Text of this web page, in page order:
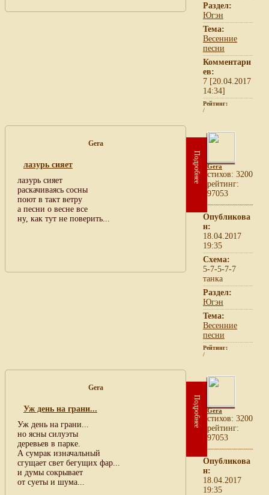
Раздел:
Югэн
Тема:
Весенние
песни
Комментари
ев:
7 [20.04.2017
14:34]
Рейтинг:
/
Gera
лазурь сияет
лазурь сияет
раскачиваясь сосны
поют в такт ветру
а песни о весне все
ну, как тут не поверить...
Подробнее Gera
cтихов: 3200
рейтинг:
97053
Опубликова
н:
18.04.2017
19:35
Схема:
5-7-5-7-7
танка
Раздел:
Югэн
Тема:
Весенние
песни
Рейтинг:
/
Gera
Уж день на грани...
Уж день на грани...
но ясны силуэты
деревьев в парке.
А сумрак изначальный
сгущает свет бегущих фар...
и думы сокрывает
от суеты и шума...
Подробнее Gera
cтихов: 3200
рейтинг:
97053
Опубликова
н:
18.04.2017
19:35